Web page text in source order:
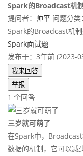
Spark的Broadcast机
提问者： 帅平 问题分类：
Spark的Broadcast机
Spark面试题
发布于：3年前 (2023-
我来回答
举报
1 个回答
三岁就可萌了
在Spark中，
数据的机制，它可以减